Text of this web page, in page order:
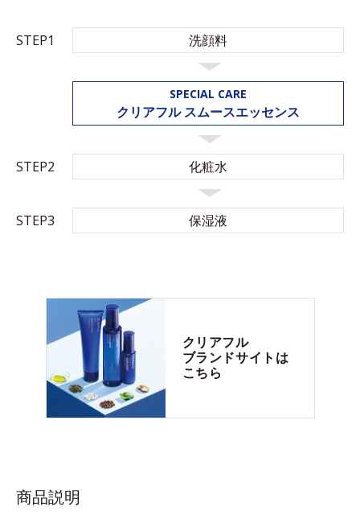
STEP1 洗顔料
SPECIAL CARE
クリアフルスムースエッセンス
STEP2 化粧水
STEP3 保湿液
クリアフル
ブランドサイトは
こちら
商品説明